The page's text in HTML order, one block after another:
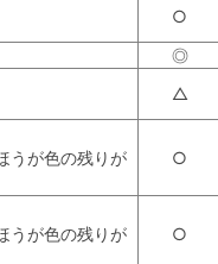
○
◎
△
うが色の残りが
○
うが色の残りが
○